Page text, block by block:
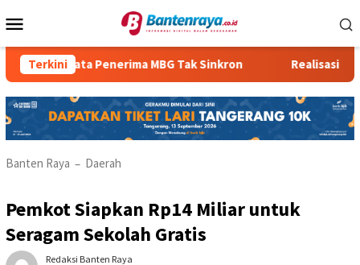
ke
Mobile
Terkini
Data Penerima MBG Tak Sinkron Realisasi PBBP2
Banten Raya – Daerah
Pemkot Siapkan Rp14 Miliar untuk
Seragam Sekolah Gratis
Redaksi Banten Raya